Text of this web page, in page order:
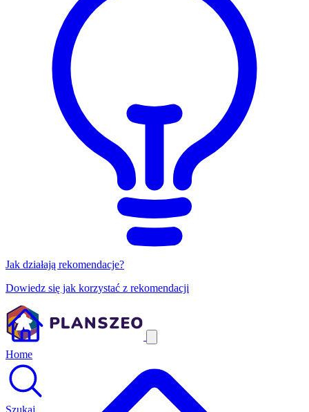
Jak działają rekomendacje?
Dowiedz się jak korzystać z rekomendacji
Home
Szukaj